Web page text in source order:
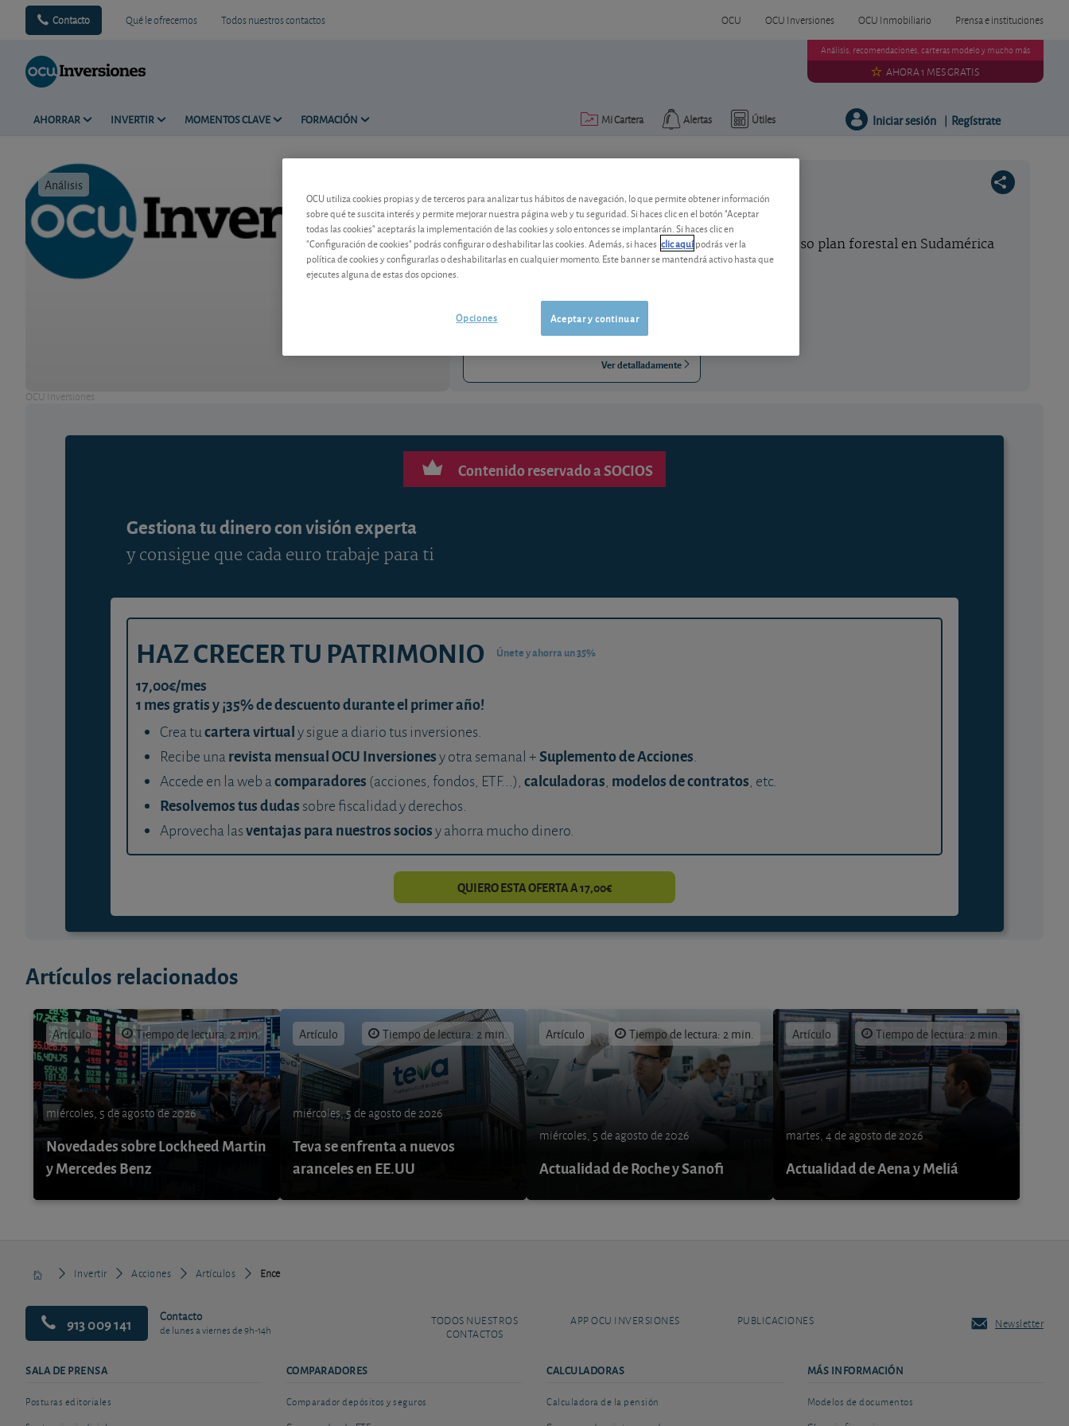
Contacto Qué le ofrecemos Todos nuestros contactos OCU OCU Inversiones OCU Inmobiliario Prensa e instituciones
AHORRAR INVERTIR MOMENTOS CLAVE FORMACIÓN Útiles
Alertas
Mi Cartera
Análisis, recomendaciones, carteras modelo y mucho más
AHORA 1 MES GRATIS
Iniciar sesión | Regístrate
Análisis
OCU Inversiones
Ence
Pese a los problemas políticos en Uruguay, su ambicioso plan forestal en Sudamérica
saldrá adelante.
Ver detalladamente
Contenido reservado a SOCIOS
Gestiona tu dinero con visión experta
y consigue que cada euro trabaje para ti
HAZ CRECER TU PATRIMONIO Únete y ahorra un 35%
17,00€/mes
1 mes gratis y ¡35% de descuento durante el primer año!
Crea tucartera virtualy sigue a diario tus inversiones.
Recibe unarevista mensual OCU Inversionesy otra semanal +Suplemento de Acciones.
Accede en la web acomparadores (acciones, fondos, ETF...), calculadoras, modelos de contratos, etc.
Resolvemos tus dudas sobre fiscalidad y derechos.
Aprovecha lasventajas para nuestros sociosy ahorra mucho dinero.
QUIERO ESTA OFERTA A 17,00€
Artículos relacionados
Artículo Tiempo de lectura: 2 min.
miércoles, 5 de agosto de 2026
Novedades sobre Lockheed Martin
y Mercedes Benz
Artículo Tiempo de lectura: 2 min.
miércoles, 5 de agosto de 2026
Teva se enfrenta a nuevos
aranceles en EE.UU
Artículo Tiempo de lectura: 2 min.
miércoles, 5 de agosto de 2026
Actualidad de Roche y Sanofi
Artículo Tiempo de lectura: 2 min.
martes, 4 de agosto de 2026
Actualidad de Aena y Meliá
Invertir Acciones Artículos Ence
913 009 141 Contacto
de lunes a viernes de 9h-14h
TODOS NUESTROS
CONTACTOS
APP OCU INVERSIONES PUBLICACIONES Newsletter
SALA DE PRENSA
Posturas editoriales
COMPARADORES
Comparador depósitos y seguros
CALCULADORAS
Calculadora de la pensión
MÁS INFORMACIÓN
Modelos de documentos
OCU utiliza cookies propias y de terceros para analizar tus hábitos de navegación, lo que permite obtener información
sobre qué te suscita interés y permite mejorar nuestra página web y tu seguridad. Si haces clic en el botón "Aceptar
todas las cookies" aceptarás la implementación de las cookies y solo entonces se implantarán. Si haces clic en
"Configuración de cookies" podrás configurar o deshabilitar las cookies. Además, si haces clic aquípodrás ver la
política de cookies y configurarlas o deshabilitarlas en cualquier momento. Este banner se mantendrá activo hasta que
ejecutes alguna de estas dos opciones.
Aceptar y continuar
Opciones